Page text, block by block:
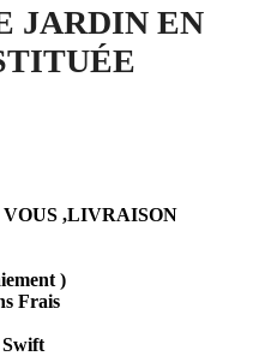
JARDIN EN
,LIVRAISON
)
Frais
Swift